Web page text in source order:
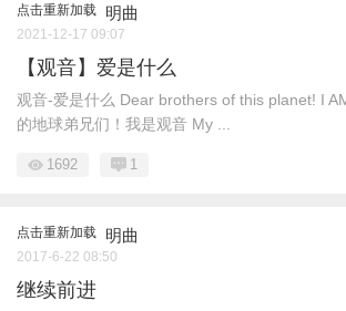
点击重新加载 明曲
2021-12-17 09:07
【观音】爱是什么
观音-爱是什么 Dear brothers of this planet! I
的地球弟兄们！我是观音 My ...
1692 1
点击重新加载 明曲
2017-6-22 08:50
继续前进